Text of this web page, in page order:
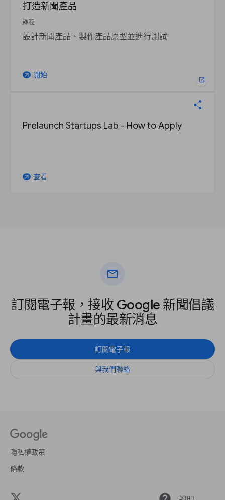
打造新聞產品
課程
設計新聞產品、製作產品原型並進行測試
arrow_outward 開始 open_in_new
Prelaunch Startups Lab - How to Apply
arrow_outward 查看
mail
訂閱電子報，接收 Google 新聞倡議
計畫的最新消息
訂閱電子報
與我們聯絡
隱私權政策
條款